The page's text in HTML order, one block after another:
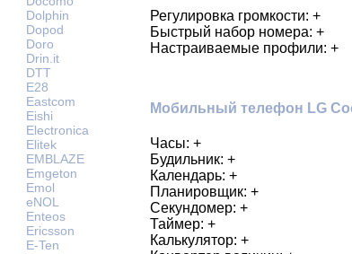
Dolphin
Dopod
Doro
Drin.it
DTT
E28
Eastcom
Eishi
Electronica
Elitek
EMBLAZE
Emgeton
Emol
eNOL
Enteos
Ericsson
E-Ten
Регулировка громкости: +
Быстрый набор номера: +
Настраиваемые профили: +
Мобильный телефон LG
Часы: +
Будильник: +
Календарь: +
Планировщик: +
Секундомер: +
Таймер: +
Калькулятор: +